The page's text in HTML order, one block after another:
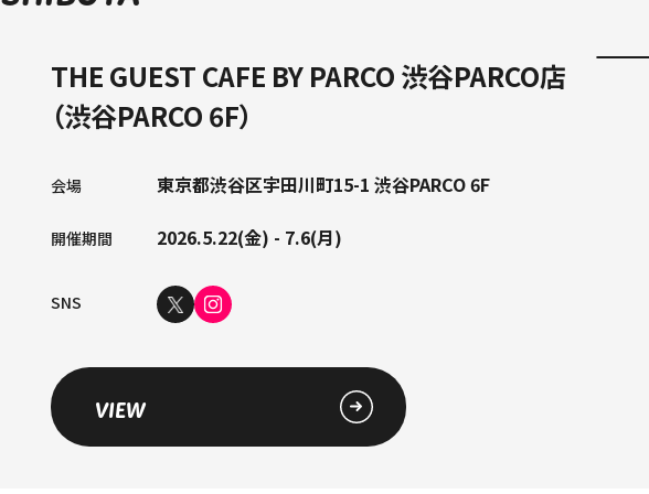
THE GUEST CAFE BY PARCO 渋谷PARCO店
（渋谷PARCO 6F）
会場 東京都渋⾕区宇⽥川町15-1 渋⾕PARCO 6F
開催期間 2026.5.22(金) - 7.6(月)
SNS
VIEW